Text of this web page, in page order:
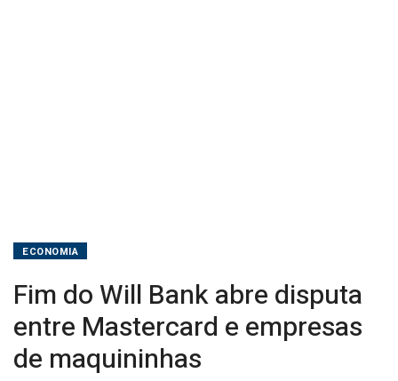
ECONOMIA
Fim do Will Bank abre disputa
entre Mastercard e empresas
de maquininhas